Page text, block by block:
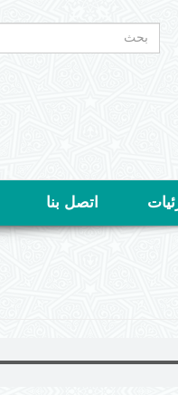
استمارة
البحث
اتصل بنا